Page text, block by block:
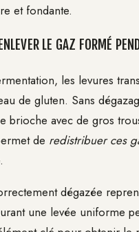
et fondante.
LE GAZ FORMÉ
les levures
de gluten. Sans
brioche avec de gros
de redistribuer ces
dégazée
une levée uniforme